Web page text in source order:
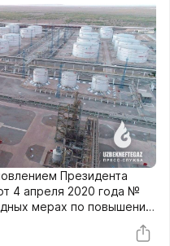
Президента
4 апреля 2020 года №
мерах по повышению
нефтегазовой отрасли»
заводом,